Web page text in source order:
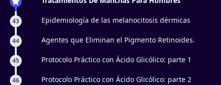
43 Epidemiología de las melanocitosis dérmicas
44 Agentes que Eliminan el Pigmento Retinoides.
45 Protocolo Práctico con Ácido Glicólico: parte 1
46 Protocolo Práctico con Ácido Glicólico: parte 2